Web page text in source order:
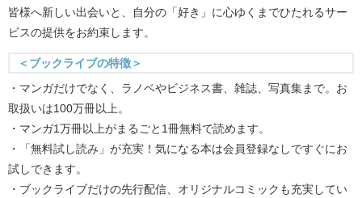
皆様へ新しい出会いと、自分の「好き」に心ゆくまでひたれるサー
ビスの提供をお約束します。
＜ブックライブの特徴＞
・マンガだけでなく、ラノベやビジネス書、雑誌、写真集まで。お
取扱いは100万冊以上。
・マンガ1万冊以上がまるごと1冊無料で読めます。
・「無料試し読み」が充実！気になる本は会員登録なしですぐにお
試しできます。
・ブックライブだけの先行配信、オリジナルコミックも充実してい